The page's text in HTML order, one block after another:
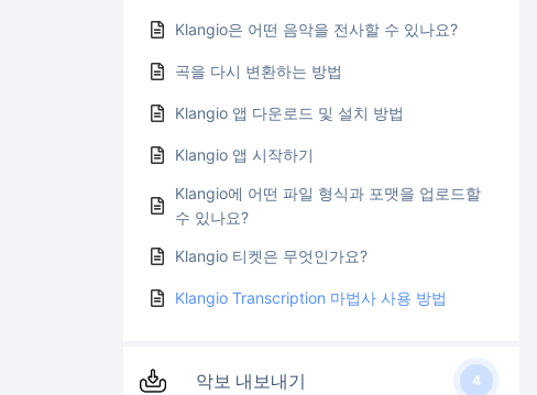
Klangio은 어떤 음악을 전사할 수 있나요?
곡을 다시 변환하는 방법
Klangio 앱 다운로드 및 설치 방법
Klangio 앱 시작하기
Klangio에 어떤 파일 형식과 포맷을 업로드할
수 있나요?
Klangio 티켓은 무엇인가요?
Klangio Transcription 마법사 사용 방법
악보 내보내기 4